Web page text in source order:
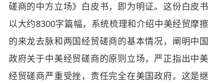
磋商的中方立场》白皮书，即为明证。这份白皮书
以大约8300字篇幅，系统梳理和介绍中美经贸摩擦
的来龙去脉和两国经贸磋商的基本情况，阐明中国
政府关于中美经贸磋商的原则立场，严正指出中美
经贸磋商严重受挫，责任完全在美国政府。这是继